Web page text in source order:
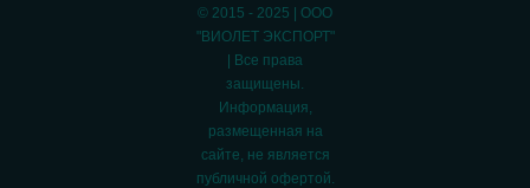
© 2015 - 2025 | ООО
"ВИОЛЕТ ЭКСПОРТ"
| Все права
защищены.
Информация,
размещенная на
сайте, не является
публичной офертой.